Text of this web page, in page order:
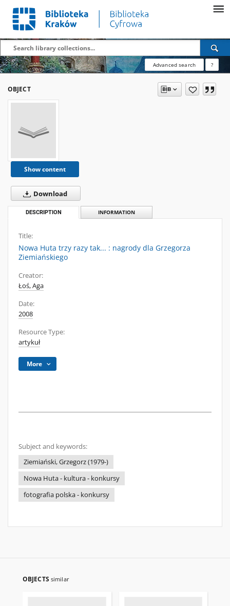
Advanced search ?
OBJECT
Show content
Download
DESCRIPTION INFORMATION
Title:
Nowa Huta trzy razy tak... : nagrody dla Grzegorza
Ziemiańskiego
Creator:
Łoś, Aga
Date:
2008
Resource Type:
artykuł
More
Subject and keywords:
Ziemiański, Grzegorz (1979-)
Nowa Huta - kultura - konkursy
fotografia polska - konkursy
OBJECTS similar